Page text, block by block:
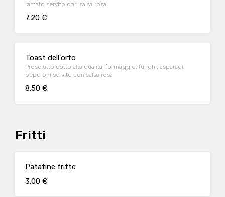
ramato servito con salsa rosa
7.20 €
Toast dell'orto
Prosciutto cotto alta qualità, formaggio, funghi, asparagi,
peperoni servito con salsa rosa
8.50 €
Fritti
Patatine fritte
3.00 €